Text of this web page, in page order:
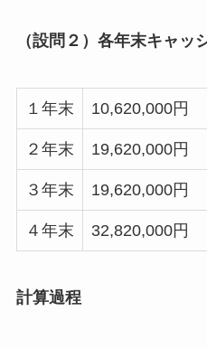
（設問２）各年末キャッ
１年末 10,620,000円
２年末 19,620,000円
３年末 19,620,000円
４年末 32,820,000円
計算過程